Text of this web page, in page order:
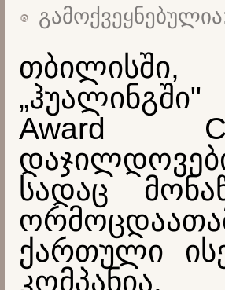
Award
სადაც
ქართული
კომპანია.